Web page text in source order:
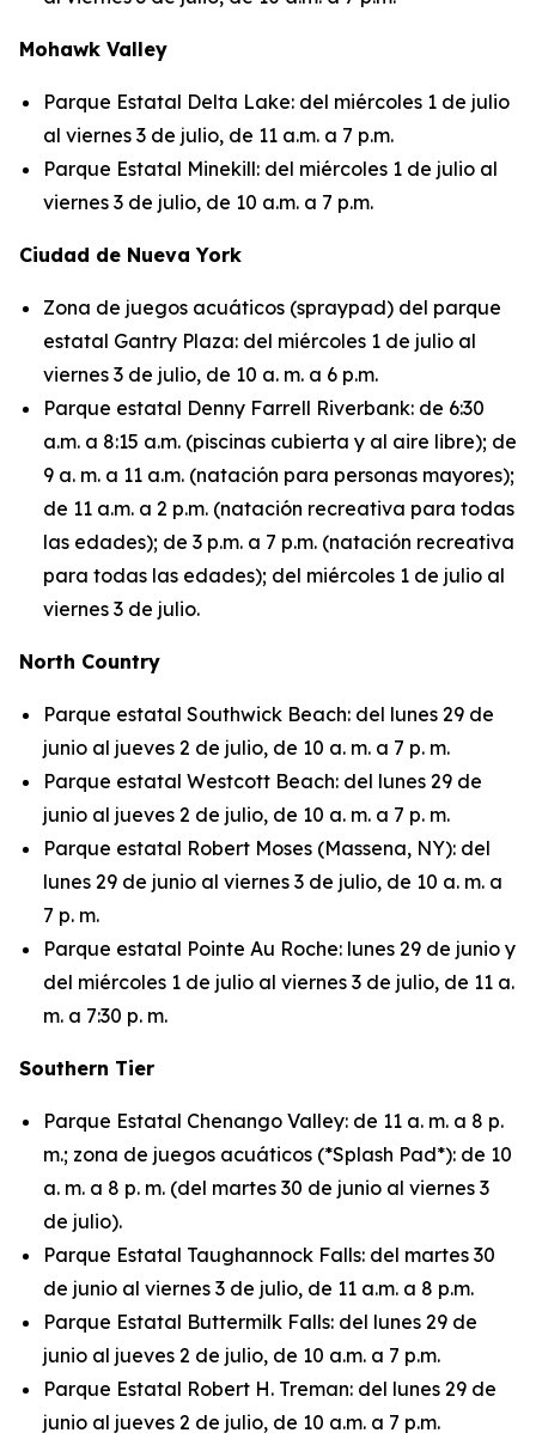
Mohawk Valley
Parque Estatal Delta Lake: del miércoles 1 de julio
al viernes 3 de julio, de 11 a.m. a 7 p.m.
Parque Estatal Minekill: del miércoles 1 de julio al
viernes 3 de julio, de 10 a.m. a 7 p.m.
Ciudad de Nueva York
Zona de juegos acuáticos (spraypad) del parque
estatal Gantry Plaza: del miércoles 1 de julio al
viernes 3 de julio, de 10 a. m. a 6 p.m.
Parque estatal Denny Farrell Riverbank: de 6:30
a.m. a 8:15 a.m. (piscinas cubierta y al aire libre); de
9 a. m. a 11 a.m. (natación para personas mayores);
de 11 a.m. a 2 p.m. (natación recreativa para todas
las edades); de 3 p.m. a 7 p.m. (natación recreativa
para todas las edades); del miércoles 1 de julio al
viernes 3 de julio.
North Country
Parque estatal Southwick Beach: del lunes 29 de
junio al jueves 2 de julio, de 10 a. m. a 7 p. m.
Parque estatal Westcott Beach: del lunes 29 de
junio al jueves 2 de julio, de 10 a. m. a 7 p. m.
Parque estatal Robert Moses (Massena, NY): del
lunes 29 de junio al viernes 3 de julio, de 10 a. m. a
7 p. m.
Parque estatal Pointe Au Roche: lunes 29 de junio y
del miércoles 1 de julio al viernes 3 de julio, de 11 a.
m. a 7:30 p. m.
Southern Tier
Parque Estatal Chenango Valley: de 11 a. m. a 8 p.
m.; zona de juegos acuáticos (*Splash Pad*): de 10
a. m. a 8 p. m. (del martes 30 de junio al viernes 3
de julio).
Parque Estatal Taughannock Falls: del martes 30
de junio al viernes 3 de julio, de 11 a.m. a 8 p.m.
Parque Estatal Buttermilk Falls: del lunes 29 de
junio al jueves 2 de julio, de 10 a.m. a 7 p.m.
Parque Estatal Robert H. Treman: del lunes 29 de
junio al jueves 2 de julio, de 10 a.m. a 7 p.m.